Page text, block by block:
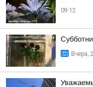
09:12
Вчера,